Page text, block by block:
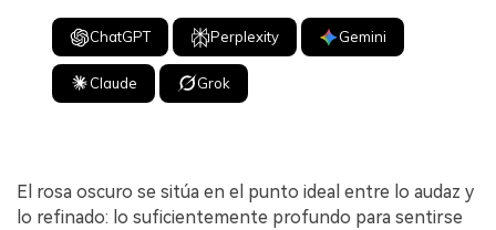
ChatGPT Perplexity Gemini
Claude Grok
El rosa oscuro se sitúa en el punto ideal entre lo audaz y
lo refinado: lo suficientemente profundo para sentirse